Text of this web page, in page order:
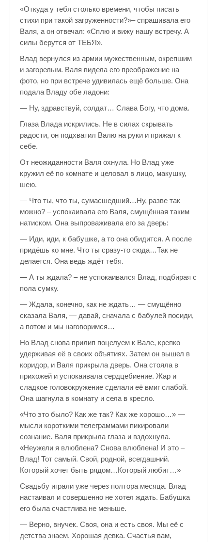
«Откуда у тебя столько времени, чтобы писать
стихи при такой загруженности?»– спрашивала его
Валя, а он отвечал: «Сплю и вижу нашу встречу. А
силы берутся от ТЕБЯ».
Влад вернулся из армии мужественным, окрепшим
и загорелым. Валя видела его преображение на
фото, но при встрече удивилась ещё больше. Она
подала Владу обе ладони:
— Ну, здравствуй, солдат… Слава Богу, что дома.
Глаза Влада искрились. Не в силах скрывать
радости, он подхватил Валю на руки и прижал к
себе.
От неожиданности Валя охнула. Но Влад уже
кружил её по комнате и целовал в лицо, макушку,
шею.
— Что ты, что ты, сумасшедший…Ну, разве так
можно? – успокаивала его Валя, смущённая таким
натиском. Она выпроваживала его за дверь:
— Иди, иди, к бабушке, а то она обидится. А после
придёшь ко мне. Что ты сразу-то сюда…Так не
делается. Она ведь ждёт тебя.
— А ты ждала? – не успокаивался Влад, подбирая с
пола сумку.
— Ждала, конечно, как не ждать… — смущённо
сказала Валя, — давай, сначала с бабулей посиди,
а потом и мы наговоримся…
Но Влад снова прилип поцелуем к Вале, крепко
удерживая её в своих объятиях. Затем он вышел в
коридор, и Валя прикрыла дверь. Она стояла в
прихожей и успокаивала сердцебиение. Жар и
сладкое головокружение сделали её вмиг слабой.
Она шагнула в комнату и села в кресло.
«Что это было? Как же так? Как же хорошо…» —
мысли короткими телеграммами пикировали
сознание. Валя прикрыла глаза и вздохнула.
«Неужели я влюблена? Снова влюблена! И это –
Влад! Тот самый. Свой, родной, всегдашний.
Который хочет быть рядом…Который любит…»
Свадьбу играли уже через полтора месяца. Влад
настаивал и совершенно не хотел ждать. Бабушка
его была счастлива не меньше.
— Верно, внучек. Своя, она и есть своя. Мы её с
детства знаем. Хорошая девка. Счастья вам,